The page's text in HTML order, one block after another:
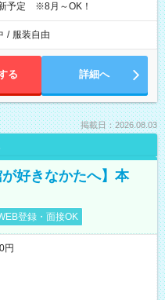
予定 ※8月～OK！
/ 服装自由
る 詳細へ
掲載日：2026.08.03
好きなかたへ】本
登録・面接OK
円